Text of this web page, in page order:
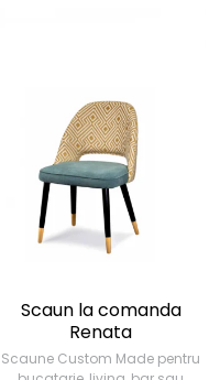
Scaun la comanda
Renata
Scaune Custom Made pentru